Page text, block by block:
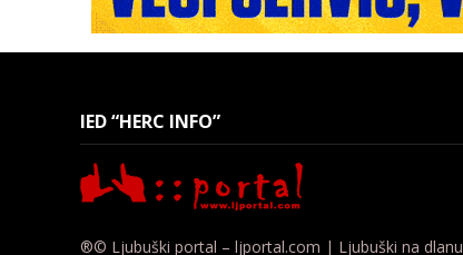
IED “HERC INFO”
®© Ljubuški portal – ljportal.com | Ljubuški na dlanu